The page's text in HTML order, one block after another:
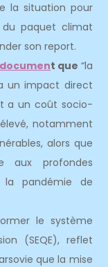
la situation pour
paquet climat
son report.
t que “la
un impact direct
a un coût socio-
notamment
alors que
aux profondes
la pandémie de
le système
(SEQE), reflet
que la mise